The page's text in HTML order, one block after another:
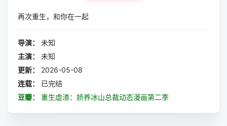
再次重生，和你在一起
导演：
未知
主演：
未知
更新：
2026-05-08
连载：
已完结
豆瓣：
重生虐渣：娇养冰山总裁动态漫画第二季